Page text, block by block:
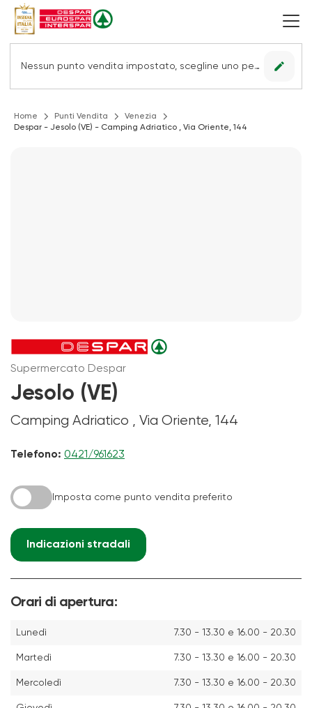
Nessun punto vendita impostato, scegline uno per vedere le offerte. edit
Home Punti Vendita
Venezia
Despar - Jesolo (VE) - Camping Adriatico , Via Oriente, 144
Supermercato Despar
Jesolo (VE)
Camping Adriatico , Via Oriente, 144
Telefono: 0421/961623
Imposta come punto vendita preferito
Indicazioni stradali
Orari di apertura:
Lunedì 7.30 - 13.30 e 16.00 - 20.30
Martedì 7.30 - 13.30 e 16.00 - 20.30
Mercoledì 7.30 - 13.30 e 16.00 - 20.30